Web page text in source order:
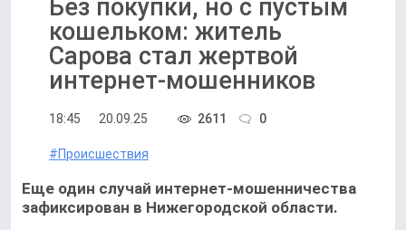
Без покупки, но с пустым
кошельком: житель
Сарова стал жертвой
интернет-мошенников
18:45 20.09.25 0
2611
#Происшествия
Еще один случай интернет-мошенничества
зафиксирован в Нижегородской области.
Политикой конфиденциальности сайта
Политикой конфиденциальности сайта